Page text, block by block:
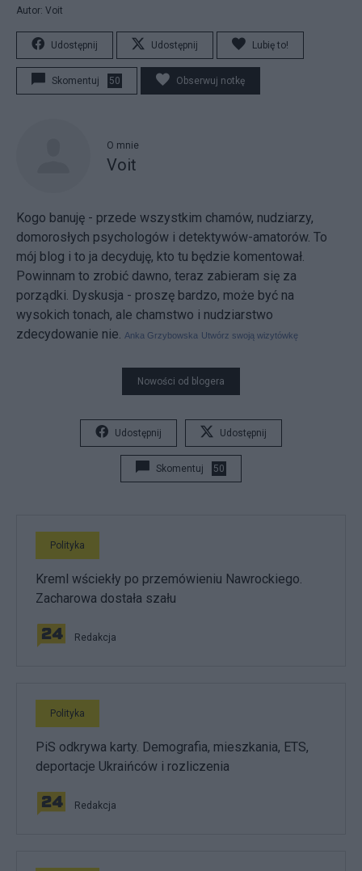
Autor: Voit
Udostępnij Udostępnij Lubię to!
Skomentuj 50 Obserwuj notkę
O mnie
Voit
Kogo banuję - przede wszystkim chamów, nudziarzy,
domorosłych psychologów i detektywów-amatorów. To
mój blog i to ja decyduję, kto tu będzie komentował.
Powinnam to zrobić dawno, teraz zabieram się za
porządki. Dyskusja - proszę bardzo, może być na
wysokich tonach, ale chamstwo i nudziarstwo
zdecydowanie nie.
Anka Grzybowska Utwórz swoją wizytówkę
Nowości od blogera
Udostępnij Udostępnij
Skomentuj 50
Polityka
Kreml wściekły po przemówieniu Nawrockiego.
Zacharowa dostała szału
Redakcja
Polityka
PiS odkrywa karty. Demografia, mieszkania, ETS,
deportacje Ukraińców i rozliczenia
Redakcja